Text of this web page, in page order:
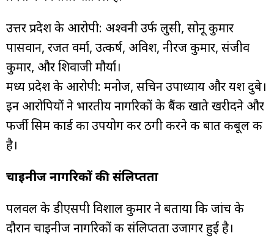
उत्तर प्रदेश के आरोपी: अश्वनी उर्फ लुसी, सोनू कुमार
पासवान, रजत वर्मा, उत्कर्ष, अविश, नीरज कुमार, संजीव
कुमार, और शिवाजी मौर्या।
मध्य प्रदेश के आरोपी: मनोज, सचिन उपाध्याय और यश दुबे।
इन आरोपियों ने भारतीय नागरिकों के बैंक खाते खरीदने और
फर्जी सिम कार्ड का उपयोग कर ठगी करने की बात कबूल की
है।
चाइनीज नागरिकों की संलिप्तता
पलवल के डीएसपी विशाल कुमार ने बताया कि जांच के
दौरान चाइनीज नागरिकों की संलिप्तता उजागर हुई है।